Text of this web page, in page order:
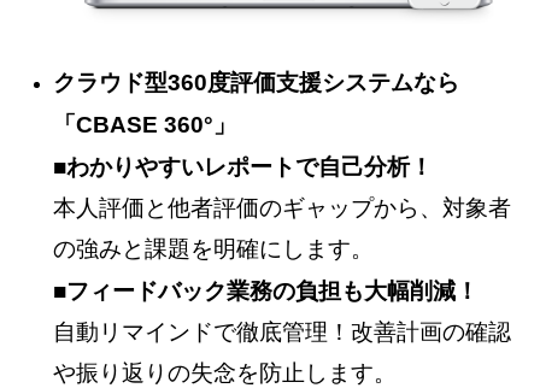
クラウド型360度評価支援システムなら
「CBASE 360°」
■わかりやすいレポートで自己分析！
本人評価と他者評価のギャップから、対象者
の強みと課題を明確にします。
■フィードバック業務の負担も大幅削減！
自動リマインドで徹底管理！改善計画の確認
や振り返りの失念を防止します。